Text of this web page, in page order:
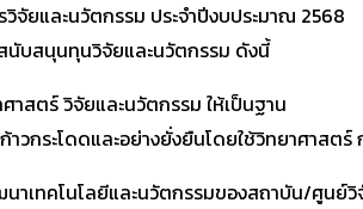
จัยและนวัตกรรม ประจำปีงบประมาณ 2568
นับสนุนทุนวิจัยและนวัตกรรม ดังนี้
สตร์ วิจัยและนวัตกรรม ให้เป็นฐาน
กระโดดและอย่างยั่งยืนโดยใช้วิทยาศาสตร์
เทคโนโลยีและนวัตกรรมของสถาบัน/ศูนย์วิ